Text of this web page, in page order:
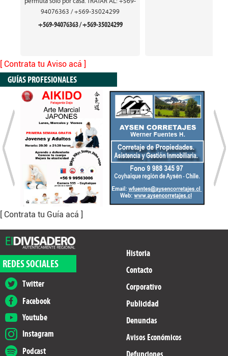
94076363 / +569-35024299
+569-94076363 / +569-35024299
[ Contrata tu Aviso acá ]
GUÍAS PROFESIONALES
[ Contrata tu Guía acá ]
REDES SOCIALES
Twitter
Facebook
Youtube
Instagram
Podcast
Historia
Contacto
Corporativo
Publicidad
Denuncias
Avisos Económicos